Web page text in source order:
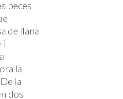
peces
de llana
i
la
la
dos